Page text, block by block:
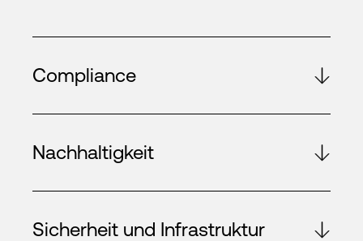
Compliance
Nachhaltigkeit
Sicherheit und Infrastruktur